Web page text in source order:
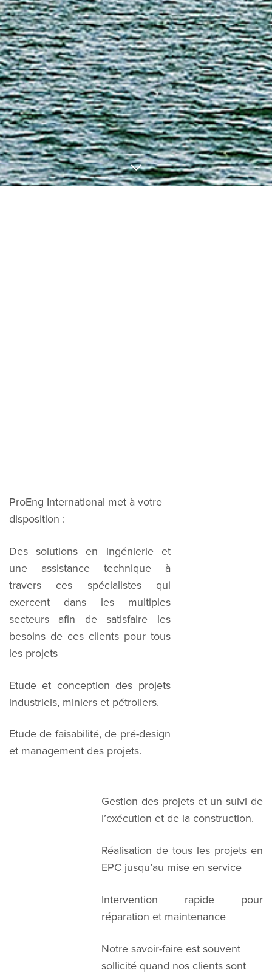
ProEng International met à votre
disposition :
Des solutions en ingénierie et
une assistance technique à
travers ces spécialistes qui
exercent dans les multiples
secteurs afin de satisfaire les
besoins de ces clients pour tous
les projets
Etude et conception des projets
industriels, miniers et pétroliers.
Etude de faisabilité, de pré-design
et management des projets.
Gestion des projets et un suivi de
l’exécution et de la construction.
Réalisation de tous les projets en
EPC jusqu’au mise en service
Intervention rapide pour
réparation et maintenance
Notre savoir-faire est souvent
sollicité quand nos clients sont